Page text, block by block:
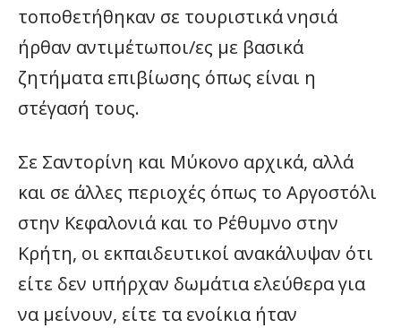
τοποθετήθηκαν σε τουριστικά νησιά
ήρθαν αντιμέτωποι/ες με βασικά
ζητήματα επιβίωσης όπως είναι η
στέγασή τους.
Σε Σαντορίνη και Μύκονο αρχικά, αλλά
και σε άλλες περιοχές όπως το Αργοστόλι
στην Κεφαλονιά και το Ρέθυμνο στην
Κρήτη, οι εκπαιδευτικοί ανακάλυψαν ότι
είτε δεν υπήρχαν δωμάτια ελεύθερα για
να μείνουν, είτε τα ενοίκια ήταν